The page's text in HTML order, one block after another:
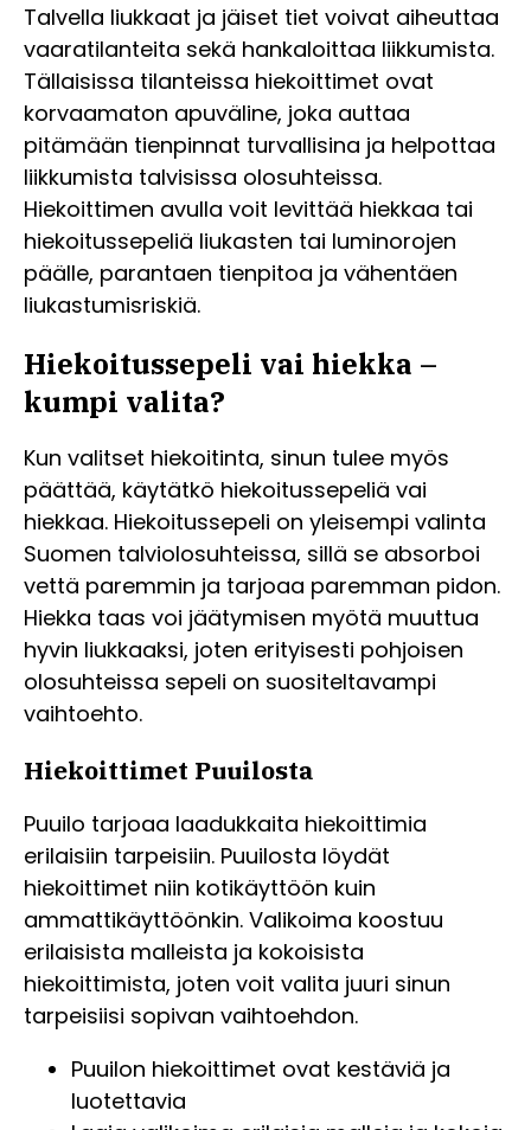
Talvella liukkaat ja jäiset tiet voivat aiheuttaa
vaaratilanteita sekä hankaloittaa liikkumista.
Tällaisissa tilanteissa hiekoittimet ovat
korvaamaton apuväline, joka auttaa
pitämään tienpinnat turvallisina ja helpottaa
liikkumista talvisissa olosuhteissa.
Hiekoittimen avulla voit levittää hiekkaa tai
hiekoitussepeliä liukasten tai luminorojen
päälle, parantaen tienpitoa ja vähentäen
liukastumisriskiä.
Hiekoitussepeli vai hiekka –
kumpi valita?
Kun valitset hiekoitinta, sinun tulee myös
päättää, käytätkö hiekoitussepeliä vai
hiekkaa. Hiekoitussepeli on yleisempi valinta
Suomen talviolosuhteissa, sillä se absorboi
vettä paremmin ja tarjoaa paremman pidon.
Hiekka taas voi jäätymisen myötä muuttua
hyvin liukkaaksi, joten erityisesti pohjoisen
olosuhteissa sepeli on suositeltavampi
vaihtoehto.
Hiekoittimet Puuilosta
Puuilo tarjoaa laadukkaita hiekoittimia
erilaisiin tarpeisiin. Puuilosta löydät
hiekoittimet niin kotikäyttöön kuin
ammattikäyttöönkin. Valikoima koostuu
erilaisista malleista ja kokoisista
hiekoittimista, joten voit valita juuri sinun
tarpeisiisi sopivan vaihtoehdon.
Puuilon hiekoittimet ovat kestäviä ja
luotettavia